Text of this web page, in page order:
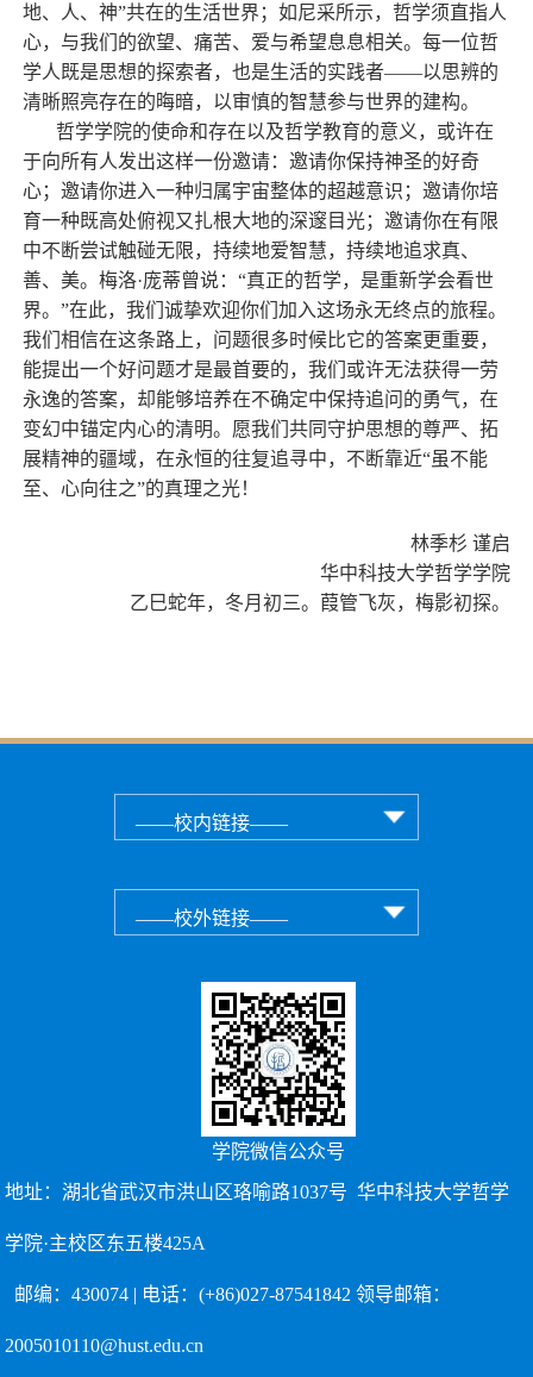
地、人、神”共在的生活世界；如尼采所示，哲学须直指人
心，与我们的欲望、痛苦、爱与希望息息相关。每一位哲
学人既是思想的探索者，也是生活的实践者——以思辨的
清晰照亮存在的晦暗，以审慎的智慧参与世界的建构。
哲学学院的使命和存在以及哲学教育的意义，或许在
于向所有人发出这样一份邀请：邀请你保持神圣的好奇
心；邀请你进入一种归属宇宙整体的超越意识；邀请你培
育一种既高处俯视又扎根大地的深邃目光；邀请你在有限
中不断尝试触碰无限，持续地爱智慧，持续地追求真、
善、美。梅洛·庞蒂曾说：“真正的哲学，是重新学会看世
界。”在此，我们诚挚欢迎你们加入这场永无终点的旅程。
我们相信在这条路上，问题很多时候比它的答案更重要，
能提出一个好问题才是最首要的，我们或许无法获得一劳
永逸的答案，却能够培养在不确定中保持追问的勇气，在
变幻中锚定内心的清明。愿我们共同守护思想的尊严、拓
展精神的疆域，在永恒的往复追寻中，不断靠近“虽不能
至、心向往之”的真理之光！
林季杉 谨启
华中科技大学哲学学院
乙巳蛇年，冬月初三。葭管飞灰，梅影初探。
学院微信公众号
地址：湖北省武汉市洪山区珞喻路1037号 华中科技大学哲学
学院·主校区东五楼425A
邮编：430074 | 电话：(+86)027-87541842 领导邮箱：
2005010110@hust.edu.cn